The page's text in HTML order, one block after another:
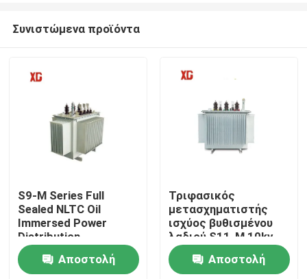
Σπίτι
Προϊόντα
Περίπου εμείς
Συνιστώμενα προϊόντα
S9-M Series Full
Sealed NLTC Oil
Immersed Power
Distribution
Transformer 10kv
400kva Αποστολή
Τριφασικός
μετασχηματιστής
ισχύος βυθισμένου
λαδιού S11-M 10kv
10,5kv 6kv 100kva
500kva 100kva
Αποστολή